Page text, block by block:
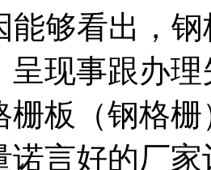
够看出，钢
呈现事跟办
栅板（钢格
诺言好的厂家